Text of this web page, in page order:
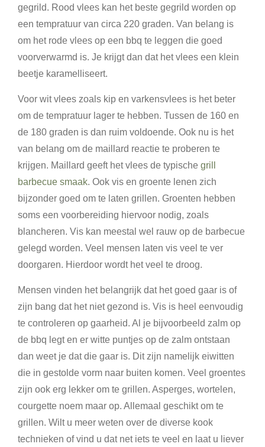
gegrild. Rood vlees kan het beste gegrild worden op
een tempratuur van circa 220 graden. Van belang is
om het rode vlees op een bbq te leggen die goed
voorverwarmd is. Je krijgt dan dat het vlees een klein
beetje karamelliseert.
Voor wit vlees zoals kip en varkensvlees is het beter
om de tempratuur lager te hebben. Tussen de 160 en
de 180 graden is dan ruim voldoende. Ook nu is het
van belang om de maillard reactie te proberen te
krijgen. Maillard geeft het vlees de typische grill
barbecue smaak. Ook vis en groente lenen zich
bijzonder goed om te laten grillen. Groenten hebben
soms een voorbereiding hiervoor nodig, zoals
blancheren. Vis kan meestal wel rauw op de barbecue
gelegd worden. Veel mensen laten vis veel te ver
doorgaren. Hierdoor wordt het veel te droog.
Mensen vinden het belangrijk dat het goed gaar is of
zijn bang dat het niet gezond is. Vis is heel eenvoudig
te controleren op gaarheid. Al je bijvoorbeeld zalm op
de bbq legt en er witte puntjes op de zalm ontstaan
dan weet je dat die gaar is. Dit zijn namelijk eiwitten
die in gestolde vorm naar buiten komen. Veel groentes
zijn ook erg lekker om te grillen. Asperges, wortelen,
courgette noem maar op. Allemaal geschikt om te
grillen. Wilt u meer weten over de diverse kook
technieken of vind u dat net iets te veel en laat u liever